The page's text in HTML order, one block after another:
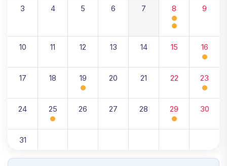
3 4 5 6 7 8 9
10 11 12 13 14 15 16
17 18 19 20 21 22 23
24 25 26 27 28 29 30
31